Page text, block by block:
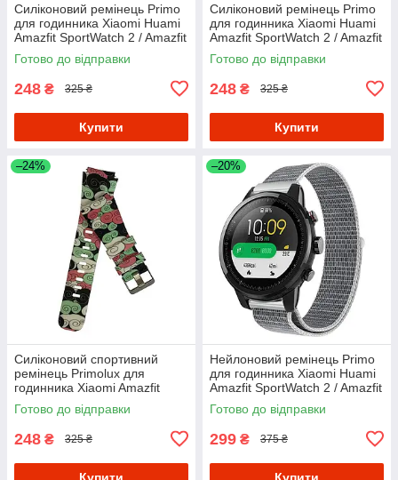
Силіконовий ремінець Primo
для годинника Xiaomi Huami
Amazfit SportWatch 2 / Amazfit
Stratos - Light Green
Готово до відправки
248 ₴ 325 ₴
Купити
Силіконовий ремінець Primo
для годинника Xiaomi Huami
Amazfit SportWatch 2 / Amazfit
Stratos - Yellow
Готово до відправки
248 ₴ 325 ₴
Купити
–24%
Силіконовий спортивний
ремінець Primolux для
годинника Xiaomi Amazfit
SportWatch 2/Amazfit Stratos -
Color Pattern
Готово до відправки
248 ₴ 325 ₴
Купити
–20%
Нейлоновий ремінець Primo
для годинника Xiaomi Huami
Amazfit SportWatch 2 / Amazfit
Stratos - White
Готово до відправки
299 ₴ 375 ₴
Купити